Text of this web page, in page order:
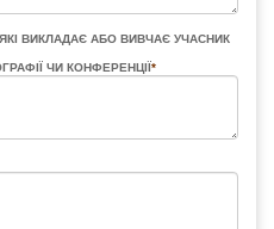
ВИКЛАДАЄ АБО ВИВЧАЄ УЧАСНИК
ЧИ КОНФЕРЕНЦІЇ*